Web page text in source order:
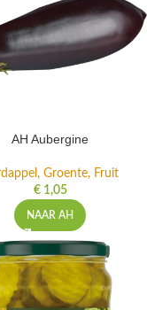
AH Aubergine
Groente, Fruit
€1,05
NAAR AH